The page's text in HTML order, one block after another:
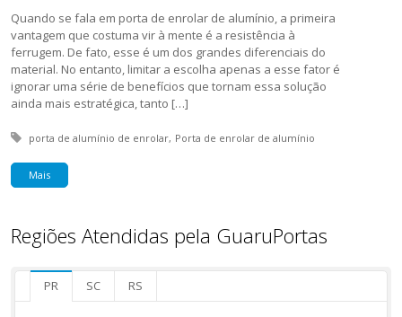
Quando se fala em porta de enrolar de alumínio, a primeira
vantagem que costuma vir à mente é a resistência à
ferrugem. De fato, esse é um dos grandes diferenciais do
material. No entanto, limitar a escolha apenas a esse fator é
ignorar uma série de benefícios que tornam essa solução
ainda mais estratégica, tanto […]
Tagged with:
porta de alumínio de enrolar Porta de enrolar de alumínio
Mais
Regiões Atendidas pela GuaruPortas
PR SC RS